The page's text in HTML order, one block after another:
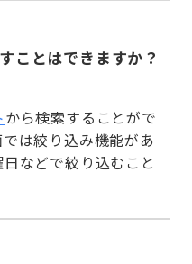
ことはできますか？
から検索することがで
は絞り込み機能があ
などで絞り込むこと